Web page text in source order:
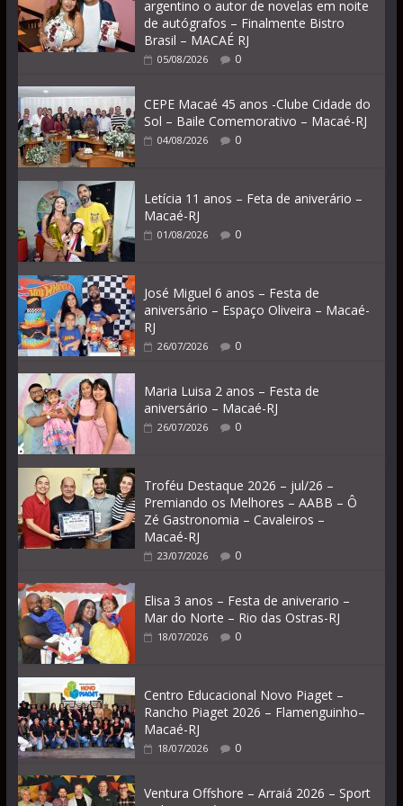
argentino o autor de novelas em noite
de autógrafos – Finalmente Bistro
Brasil – MACAÉ RJ
05/08/2026 0
CEPE Macaé 45 anos -Clube Cidade do
Sol – Baile Comemorativo – Macaé-RJ
04/08/2026 0
Letícia 11 anos – Feta de aniverário –
Macaé-RJ
01/08/2026 0
José Miguel 6 anos – Festa de
aniversário – Espaço Oliveira – Macaé-
RJ
26/07/2026 0
Maria Luisa 2 anos – Festa de
aniversário – Macaé-RJ
26/07/2026 0
Troféu Destaque 2026 – jul/26 –
Premiando os Melhores – AABB – Ô
Zé Gastronomia – Cavaleiros –
Macaé-RJ
23/07/2026 0
Elisa 3 anos – Festa de aniverario –
Mar do Norte – Rio das Ostras-RJ
18/07/2026 0
Centro Educacional Novo Piaget –
Rancho Piaget 2026 – Flamenguinho–
Macaé-RJ
18/07/2026 0
Ventura Offshore – Arraiá 2026 – Sport